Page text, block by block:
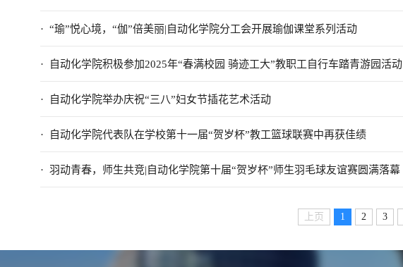
· “瑜”悦心境，“伽”倍美丽|自动化学院分工会开展瑜伽课堂系列活动
· 自动化学院积极参加2025年“春满校园 骑迹工大”教职工自行车踏青游园活动
· 自动化学院举办庆祝“三八”妇女节插花艺术活动
· 自动化学院代表队在学校第十一届“贺岁杯”教工篮球联赛中再获佳绩
· 羽动青春，师生共竞|自动化学院第十届“贺岁杯”师生羽毛球友谊赛圆满落幕
上页 1 2 3